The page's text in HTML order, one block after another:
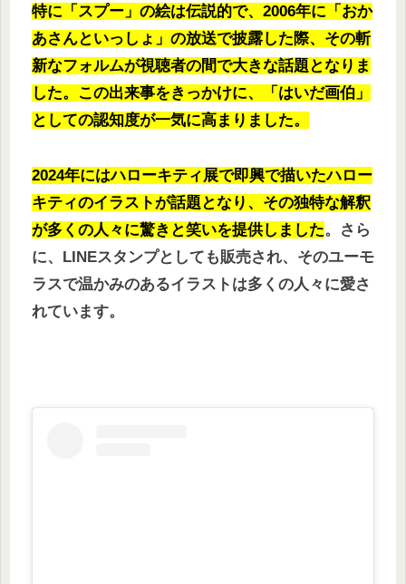
特に「スプー」の絵は伝説的で、2006年に「おか
あさんといっしょ」の放送で披露した際、その斬
新なフォルムが視聴者の間で大きな話題となりま
した。この出来事をきっかけに、「はいだ画伯」
としての認知度が一気に高まりました。
2024年にはハローキティ展で即興で描いたハロー
キティのイラストが話題となり、その独特な解釈
が多くの人々に驚きと笑いを提供しました。さら
に、LINEスタンプとしても販売され、そのユーモ
ラスで温かみのあるイラストは多くの人々に愛さ
れています。